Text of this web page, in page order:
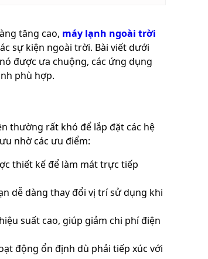
tăng cao, máy lạnh ngoài trời
sự kiện ngoài trời. Bài viết dưới
được ưa chuộng, các ứng dụng
phù hợp.
thường rất khó để lắp đặt các hệ
nhờ các ưu điểm:
thiết kế để làm mát trực tiếp
dễ dàng thay đổi vị trí sử dụng khi
suất cao, giúp giảm chi phí điện
động ổn định dù phải tiếp xúc với